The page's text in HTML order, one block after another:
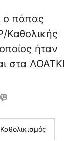
ο πάπας
Καθολικής
ήταν
στα ΛΟΑΤΚΙ
Καθολικισμός